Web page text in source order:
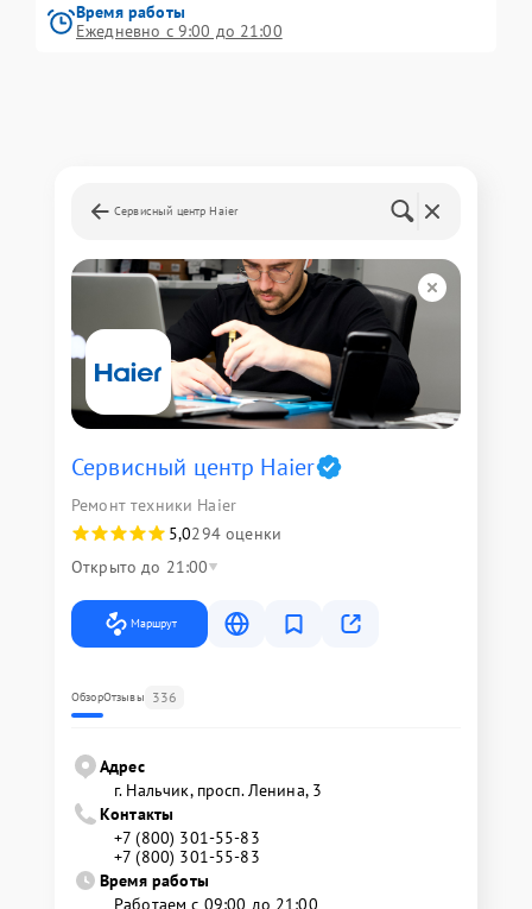
Время работы
Ежедневно с 9:00 до 21:00
Сервисный центр Haier
Сервисный центр Haier
Ремонт техники Haier
5,0294 оценки
Открыто до 21:00
Маршрут
ОбзорОтзывы 336
Адрес
г. Нальчик, просп. Ленина, 3
Контакты
+7 (800) 301-55-83
+7 (800) 301-55-83
Время работы
Работаем с 09:00 до 21:00